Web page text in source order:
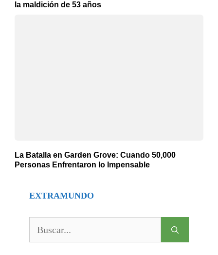
la maldición de 53 años
La Batalla en Garden Grove: Cuando 50,000
Personas Enfrentaron lo Impensable
EXTRAMUNDO